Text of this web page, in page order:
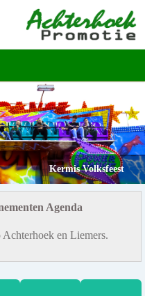
Kermis Volksfeest
Agenda
en Liemers.